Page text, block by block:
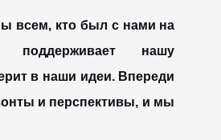
всем, кто был с нами на
поддерживает нашу
в наши идеи. Впереди
и перспективы, и мы